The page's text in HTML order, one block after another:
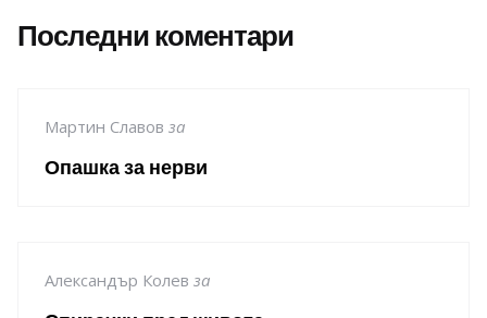
Последни коментари
Мартин Славов за
Опашка за нерви
Александър Колев за